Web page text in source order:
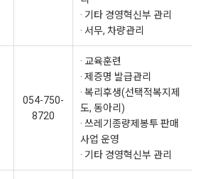
· 기타 경영혁신부 관리
· 서무, 차량관리
054-750-
8720
· 교육훈련
· 제증명 발급관리
· 복리후생(선택적복지제
도, 동아리)
· 쓰레기종량제봉투 판매
사업 운영
· 기타 경영혁신부 관리